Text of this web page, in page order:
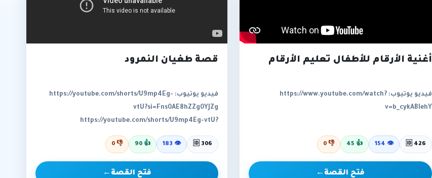
أغنية الأرقام للأطفال تعليم الأرقام
فيديو يوتيوب: https://www.youtube.com/watch?
v=b_cykABIehY
🆔 426
👁
154
👍
45
👎
0
فتح القصة ←
قصة طغيان النمرود
فيديو يوتيوب: https://youtube.com/shorts/U9mp4Eg-
vtU?si=Fns0AE8hZZg0YJZg
https://youtube.com/shorts/U9mp4Eg-vtU?
si=Fns0AE8hZZg0YJZg
🆔 306
👁
183
👍
90
👎
0
فتح القصة ←